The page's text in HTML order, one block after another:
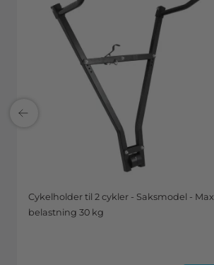
Cykelholder til 2 cykler - Saksmodel - Max
belastning 30 kg